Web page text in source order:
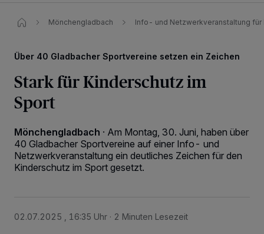
Mönchengladbach Info- und Netzwerkveranstaltung für
Über 40 Gladbacher Sportvereine setzen ein Zeichen
Stark für Kinderschutz im
Sport
Mönchengladbach · Am Montag, 30. Juni, haben über
40 Gladbacher Sportvereine auf einer Info- und
Netzwerkveranstaltung ein deutliches Zeichen für den
Kinderschutz im Sport gesetzt.
02.07.2025 , 16:35 Uhr 2 Minuten Lesezeit
Wir und unsere218-Partner speichern und greifen auf
personenbezogene Daten wie Browserdaten oder eindeutige
Kennungen auf Ihrem Gerät zu. Durch Auswahl von OK aktivieren Sie
Tracking-Technologien für die unter „Wir und unsere Partner
dieses Menü jederzeit wieder aufrufen, um Ihre Einstellungen zu
ändern oder Ihre Einwilligung zu widerrufen, indem Sie auf den Link